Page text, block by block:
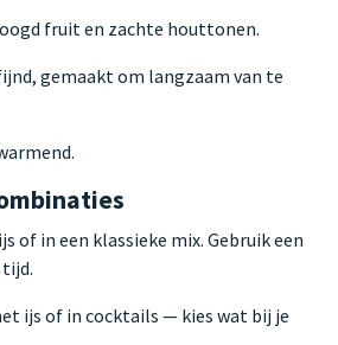
fruit en zachte houttonen.
gemaakt om langzaam van te
of in een klassieke mix. Gebruik een
tijd.
ijs of in cocktails — kies wat bij je